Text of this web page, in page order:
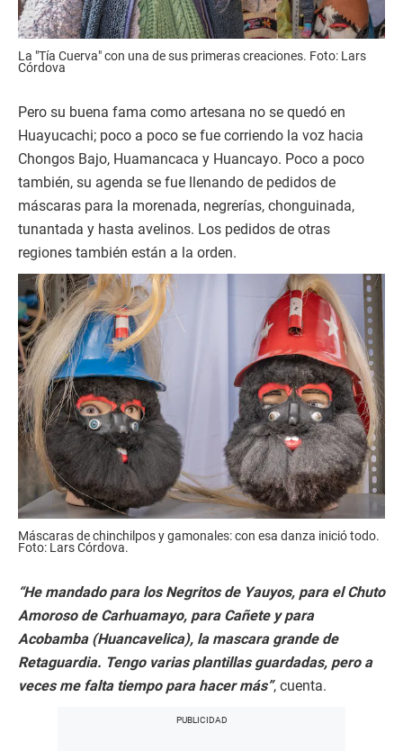
La "Tía Cuerva" con una de sus primeras creaciones. Foto: Lars
Córdova
Pero su buena fama como artesana no se quedó en
Huayucachi; poco a poco se fue corriendo la voz hacia
Chongos Bajo, Huamancaca y Huancayo. Poco a poco
también, su agenda se fue llenando de pedidos de
máscaras para la morenada, negrerías, chonguinada,
tunantada y hasta avelinos. Los pedidos de otras
regiones también están a la orden.
Máscaras de chinchilpos y gamonales: con esa danza inició todo.
Foto: Lars Córdova.
“He mandado para los Negritos de Yauyos, para el Chuto
Amoroso de Carhuamayo, para Cañete y para
Acobamba (Huancavelica), la mascara grande de
Retaguardia. Tengo varias plantillas guardadas, pero a
veces me falta tiempo para hacer más”, cuenta.